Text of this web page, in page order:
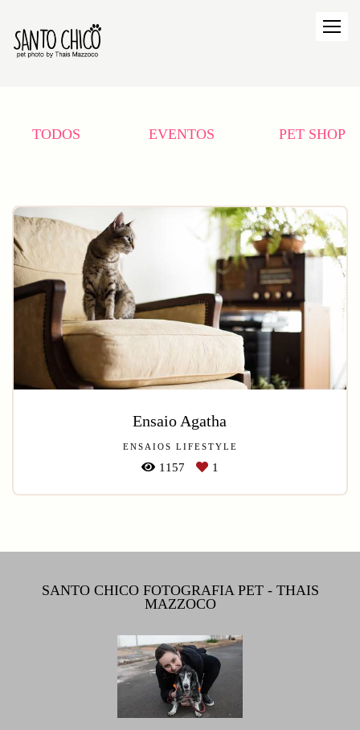
TODOS EVENTOS PET SHOP
Ensaio Agatha
ENSAIOS LIFESTYLE
1157 1
SANTO CHICO FOTOGRAFIA PET - THAIS
MAZZOCO